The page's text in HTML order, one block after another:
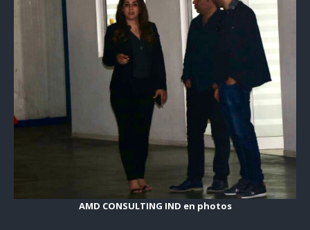
AMD CONSULTING IND en photos